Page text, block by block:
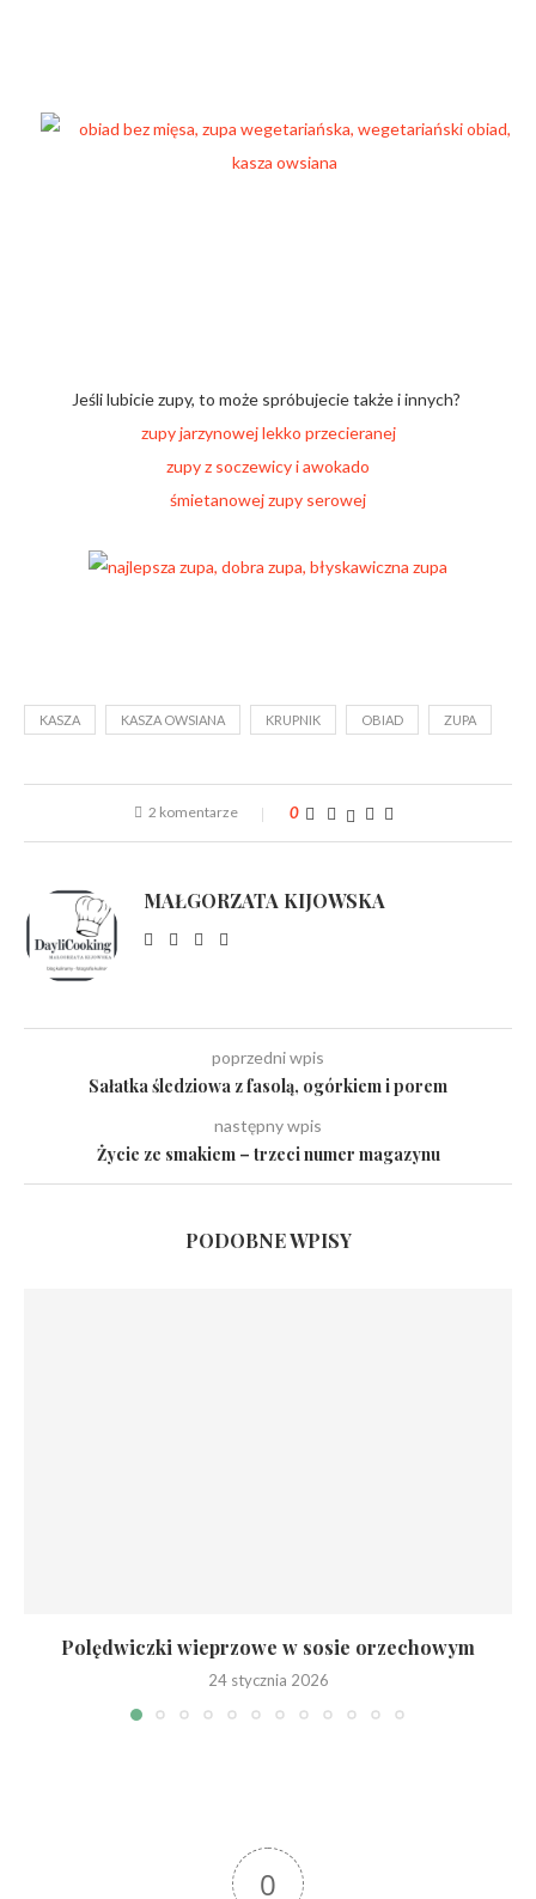
Jeśli lubicie zupy, to może spróbujecie także i innych?
zupy jarzynowej lekko przecieranej
zupy z soczewicy i awokado
śmietanowej zupy serowej
KASZA KASZA OWSIANA KRUPNIK OBIAD ZUPA
2 komentarze 0
MAŁGORZATA KIJOWSKA
poprzedni wpis
Sałatka śledziowa z fasolą, ogórkiem i porem
następny wpis
Życie ze smakiem – trzeci numer magazynu
PODOBNE WPISY
Polędwiczki wieprzowe w sosie orzechowym
24 stycznia 2026
0